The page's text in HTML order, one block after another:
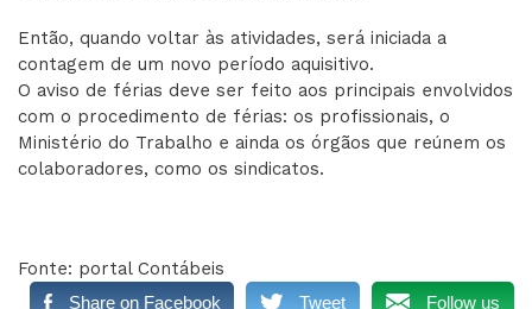
Então, quando voltar às atividades, será iniciada a
contagem de um novo período aquisitivo.
O aviso de férias deve ser feito aos principais envolvidos
com o procedimento de férias: os profissionais, o
Ministério do Trabalho e ainda os órgãos que reúnem os
colaboradores, como os sindicatos.
Fonte: portal Contábeis
Share on Facebook Tweet Follow us